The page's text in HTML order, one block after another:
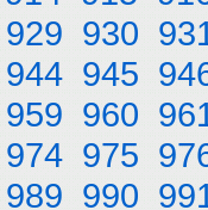
929 930
944 945
959 960
974 975
989 990